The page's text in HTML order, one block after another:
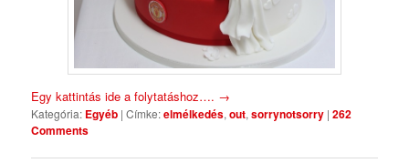
Egy kattintás ide a folytatáshoz…. →
Kategória: Egyéb |Címke:elmélkedés,out,sorrynotsorry |262
Comments